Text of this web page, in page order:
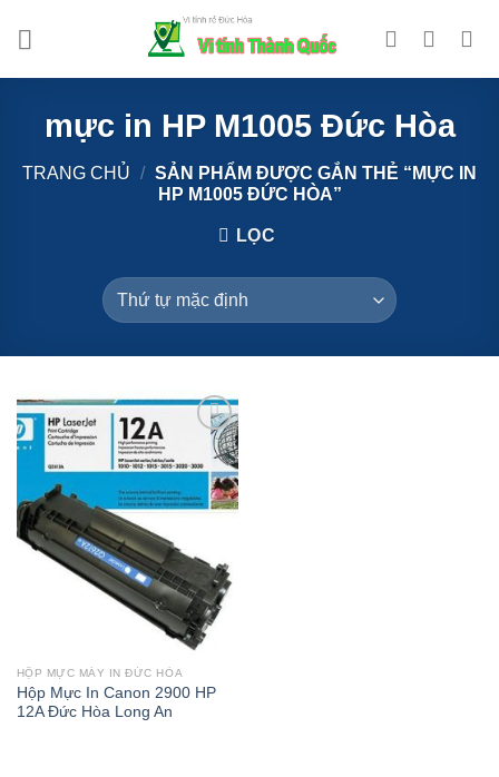
mực in HP M1005 Đức Hòa
TRANG CHỦ / SẢN PHẨM ĐƯỢC GẮN THẺ “MỰC IN
HP M1005 ĐỨC HÒA”
LỌC
Add to
Wishlist
HỘP MỰC MÁY IN ĐỨC HÒA
Hộp Mực In Canon 2900 HP
12A Đức Hòa Long An